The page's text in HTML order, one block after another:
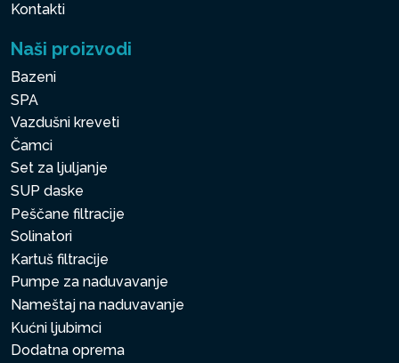
Kontakti
Naši proizvodi
Bazeni
SPA
Vazdušni kreveti
Čamci
Set za ljuljanje
SUP daske
Peščane filtracije
Solinatori
Kartuš filtracije
Pumpe za naduvavanje
Nameštaj na naduvavanje
Kućni ljubimci
Dodatna oprema